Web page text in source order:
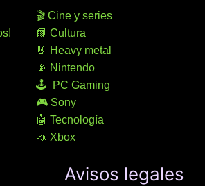
🎬 Cine y series
📗 Cultura
🤘 Heavy metal
📡 Nintendo
🕹 PC Gaming
🎮 Sony
🤖 Tecnología
📣 Xbox
Avisos legales